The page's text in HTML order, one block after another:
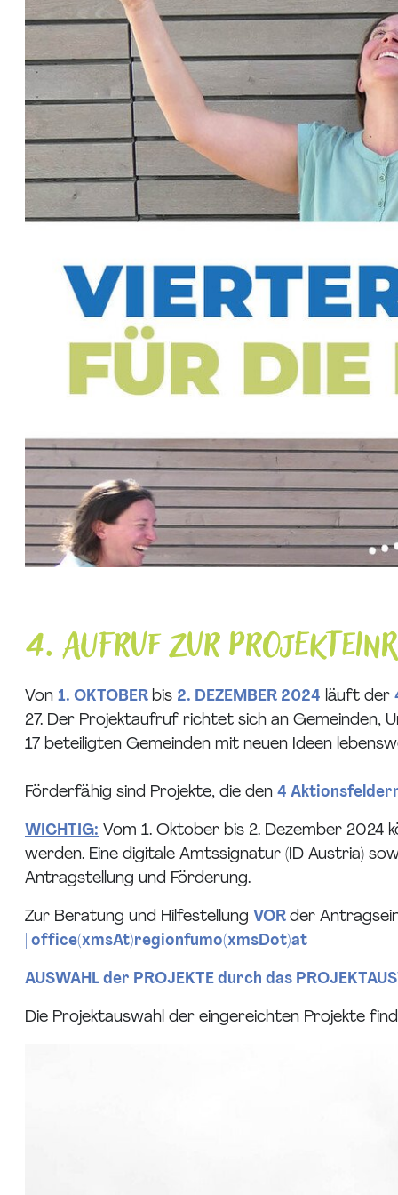
4. Aufruf zur
Von 1. OKTOBER bis 2. DEZEMBER 2024 läuft der
27. Der Projektaufruf richtet sich an Gemeinden,
17 beteiligten Gemeinden mit neuen Ideen
Förderfähig sind Projekte, die den 4
WICHTIG: Vom 1. Oktober bis 2. Dezember 2024
werden. Eine digitale Amtssignatur (ID Austria)
Antragstellung und Förderung.
Zur Beratung und Hilfestellung VOR der
office(xmsAt)regionfumo(xmsDot)at
AUSWAHL der PROJEKTE durch das
Die Projektauswahl der eingereichten Projekte